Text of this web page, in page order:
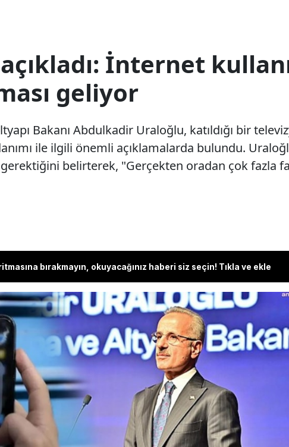
İnternet
geliyor
Bakanı Abdulkadir Uraloğlu, katıldığı bir
ile ilgili önemli açıklamalarda bulundu.
belirterek, "Gerçekten oradan çok fazla
bırakmayın, okuyacağınız haberi siz seçin! Tıkla ve ekle
Ulaştırma ve Altyapı Bakanı Abdulkadir Uraloğlu, katıldığı bir
televizyon programında katılarak sosyal medya ve internet
ile ilgili önemli açıklamalarda bulundu. Uraloğlu, 16 yaş altındaki
gençlerin sosyal medya kullanmaması gerektiğini belirterek,
"Gerçekten oradan çok fazla faydalanacakları şeyler yoktur"
ifadelerini kullandı.